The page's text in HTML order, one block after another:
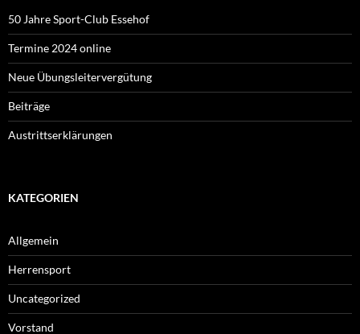
50 Jahre Sport-Club Essehof
Termine 2024 online
Neue Übungsleitervergütung
Beiträge
Austrittserklärungen
KATEGORIEN
Allgemein
Herrensport
Uncategorized
Vorstand